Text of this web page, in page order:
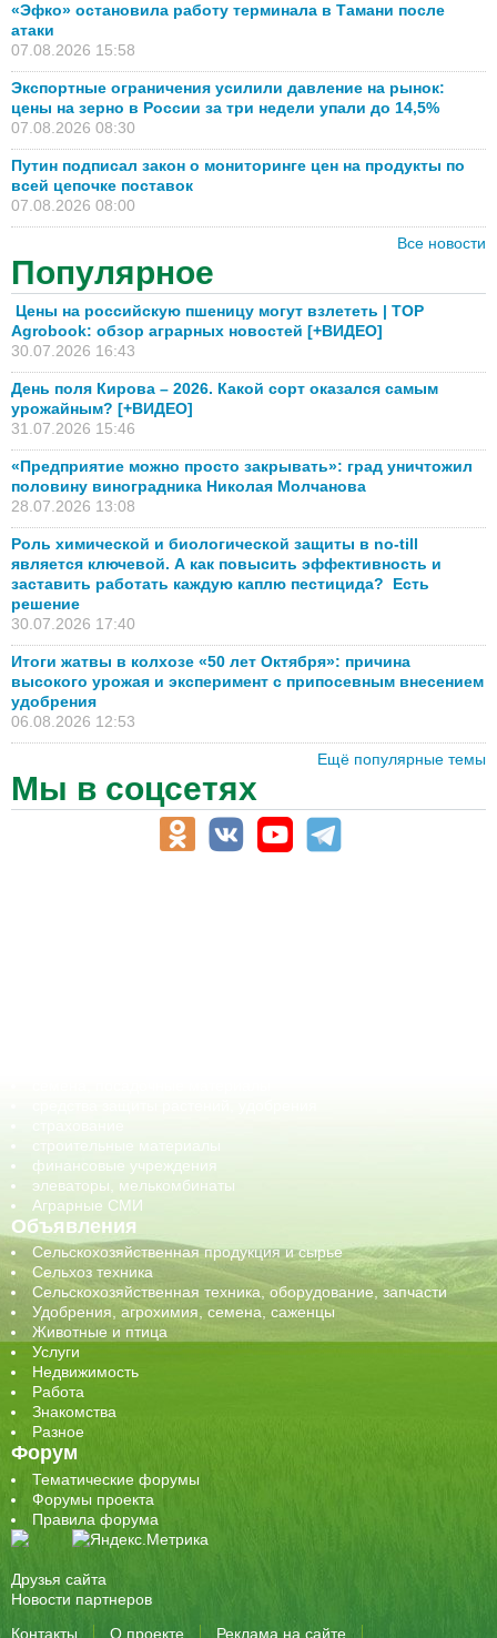
«Эфко» остановила работу терминала в Тамани после
атаки
07.08.2026 15:58
Экспортные ограничения усилили давление на рынок:
цены на зерно в России за три недели упали до 14,5%
07.08.2026 08:30
Путин подписал закон о мониторинге цен на продукты по
всей цепочке поставок
07.08.2026 08:00
Все новости
Популярное
Цены на российскую пшеницу могут взлететь | TOP
Agrobook: обзор аграрных новостей [+ВИДЕО]
30.07.2026 16:43
День поля Кирова – 2026. Какой сорт оказался самым
урожайным? [+ВИДЕО]
31.07.2026 15:46
«Предприятие можно просто закрывать»: град уничтожил
половину виноградника Николая Молчанова
28.07.2026 13:08
Роль химической и биологической защиты в no-till
является ключевой. А как повысить эффективность и
заставить работать каждую каплю пестицида? Есть
решение
30.07.2026 17:40
Итоги жатвы в колхозе «50 лет Октября»: причина
высокого урожая и эксперимент с припосевным внесением
удобрения
06.08.2026 12:53
Ещё популярные темы
Мы в соцсетях
строительные материалы
финансовые учреждения
элеваторы, мелькомбинаты
Аграрные СМИ
Объявления
Сельскохозяйственная продукция и сырье
Сельхоз техника
Сельскохозяйственная техника, оборудование, запчасти
Удобрения, агрохимия, семена, саженцы
Животные и птица
Услуги
Недвижимость
Работа
Знакомства
Разное
Форум
Тематические форумы
Форумы проекта
Правила форума
Друзья сайта
Новости партнеров
Контакты
О проекте Реклама на сайте